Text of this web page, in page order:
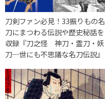
刀剣ファン必見！33振りもの名
刀にまつわる伝説や歴史秘話を
収録『刀之怪 神刀・霊刀・妖
刀─世にも不思議な名刀伝説』